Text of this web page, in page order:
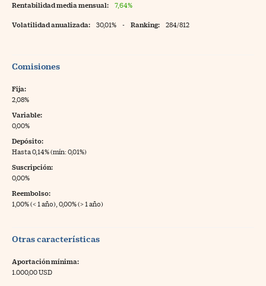
Rentabilidad media mensual: 7,64%
Volatilidad anualizada: 30,01% - Ranking: 284/812
Comisiones
Fija:
2,08%
Variable:
0,00%
Depósito:
Hasta 0,14% (mín: 0,01%)
Suscripción:
0,00%
Reembolso:
1,00% (< 1 año), 0,00% (> 1 año)
Otras características
Aportación mínima:
1.000,00 USD